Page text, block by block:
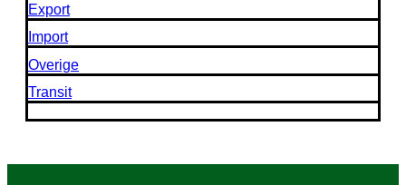
Export
Import
Overige
Transit